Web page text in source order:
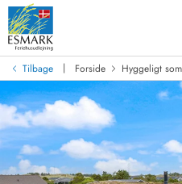
Tilbage | Forside Hyggeligt